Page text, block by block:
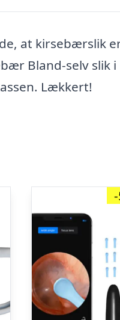
at kirsebærslik
Bland-selv slik i
Lækkert!